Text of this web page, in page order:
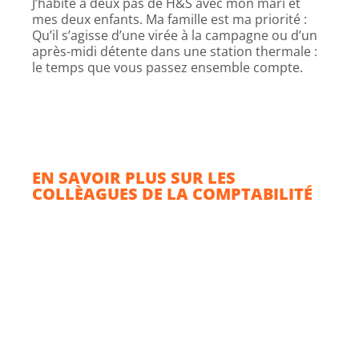
mes deux enfants. Ma famille est ma priorité :
Qu’il s’agisse d’une virée à la campagne ou d’un
après-midi détente dans une station thermale :
le temps que vous passez ensemble compte.
EN SAVOIR PLUS SUR LES
COLLÈAGUES DE LA COMPTABILITÉ